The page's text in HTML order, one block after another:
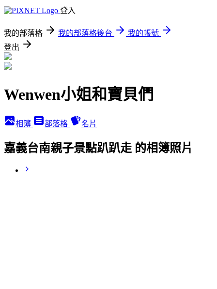
登入
我的部落格 我的部落格後台
我的帳號
登出
Wenwen小姐和寶貝們
相簿 部落格 名片
嘉義台南親子景點趴趴走 的相簿照片